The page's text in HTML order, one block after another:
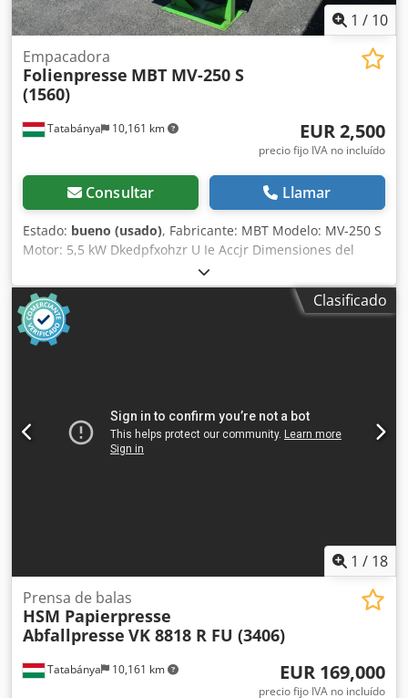
1 / 10
Tatabánya 10,161 km
Empacadora
Folienpresse MBT MV-250 S
(1560)
EUR 2,500
precio fijo IVA no incluído
Consultar Llamar
Estado: bueno (usado), Fabricante: MBT Modelo: MV-250 S
Motor: 5,5 kW Dkedpfxohzr U Ie Accjr Dimensiones del
embudo: 780 x 600 mm Dimensiones de la carcasa: 3500 x
1000 x 2200 mm
Clasificado
1 / 18
Tatabánya 10,161 km
Prensa de balas
HSM Papierpresse
Abfallpresse VK 8818 R FU (3406)
EUR 169,000
precio fijo IVA no incluído